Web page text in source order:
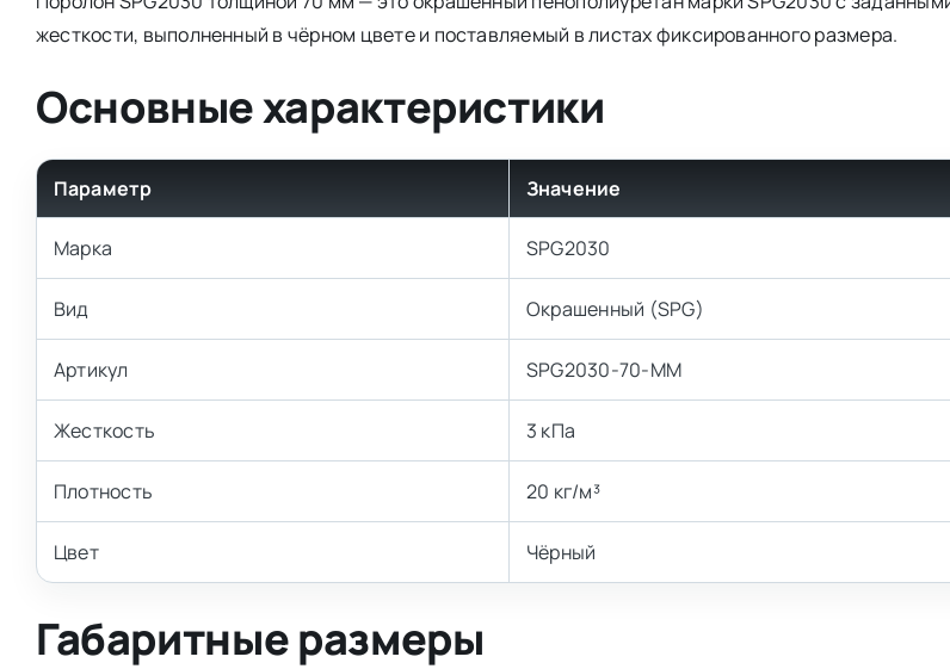
жесткости, выполненный в чёрном цвете и поставляемый в листах фиксированного размера.
Основные характеристики
Параметр Значение
Марка SPG2030
Вид Окрашенный (SPG)
Артикул SPG2030-70-MM
Жесткость 3 кПа
Плотность 20 кг/м³
Цвет Чёрный
Габаритные размеры